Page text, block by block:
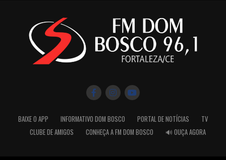
BAIXE O APP INFORMATIVO DOM BOSCO PORTAL DE NOTÍCIAS
TV
CLUBE DE AMIGOS
CONHEÇA A FM DOM BOSCO 🔊 OUÇA AGORA